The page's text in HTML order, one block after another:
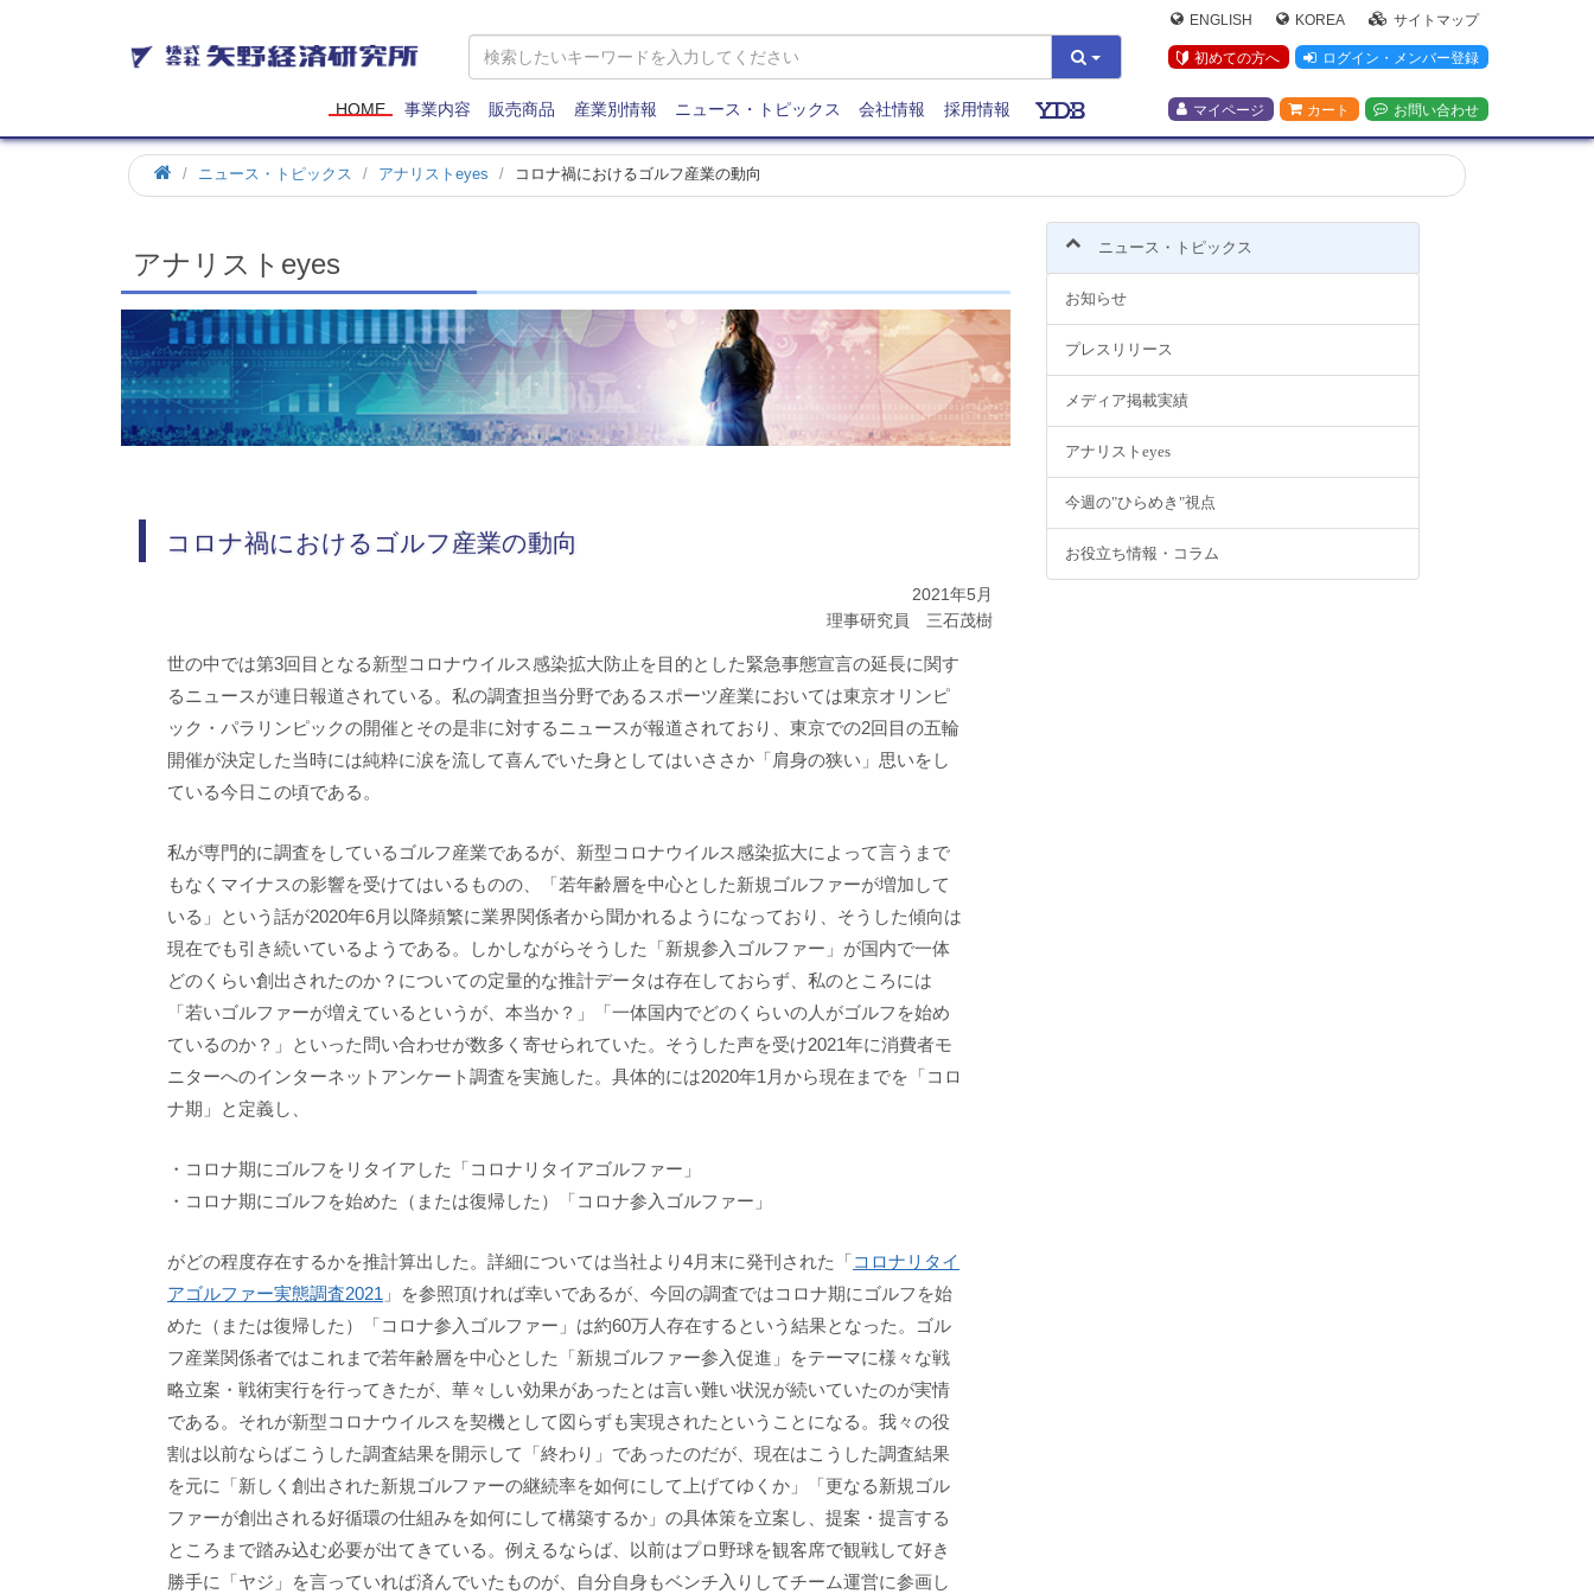
矢
野
研
究
所
ENGLISH KOREA サイトマップ
初めての方へ ログイン・メンバー登録
マイページ カート お問い合わせ
HOME 事業内容 販売商品 産業別情報 ニュース・トピックス 会社情報 採用情報
ホ
ー
ニュース・トピックス アナリストeyes コロナ禍におけるゴルフ産業の動向
アナリストeyes
コロナ禍におけるゴルフ産業の動向
2021年5月
理事研究員 三石茂樹
世の中では第3回目となる新型コロナウイルス感染拡大防止を目的とした緊急事態宣言の延長に関す
るニュースが連日報道されている。私の調査担当分野であるスポーツ産業においては東京オリンピ
ック・パラリンピックの開催とその是非に対するニュースが報道されており、東京での2回目の五輪
開催が決定した当時には純粋に涙を流して喜んでいた身としてはいささか「肩身の狭い」思いをし
ている今日この頃である。
私が専門的に調査をしているゴルフ産業であるが、新型コロナウイルス感染拡大によって言うまで
もなくマイナスの影響を受けてはいるものの、「若年齢層を中心とした新規ゴルファーが増加して
いる」という話が2020年6月以降頻繁に業界関係者から聞かれるようになっており、そうした傾向は
現在でも引き続いているようである。しかしながらそうした「新規参入ゴルファー」が国内で一体
どのくらい創出されたのか？についての定量的な推計データは存在しておらず、私のところには
「若いゴルファーが増えているというが、本当か？」「一体国内でどのくらいの人がゴルフを始め
ているのか？」といった問い合わせが数多く寄せられていた。そうした声を受け2021年に消費者モ
ニターへのインターネットアンケート調査を実施した。具体的には2020年1月から現在までを「コロ
ナ期」と定義し、
・コロナ期にゴルフをリタイアした「コロナリタイアゴルファー」
・コロナ期にゴルフを始めた（または復帰した）「コロナ参入ゴルファー」
がどの程度存在するかを推計算出した。詳細については当社より4月末に発刊された「コロナリタイ
アゴルファー実態調査2021 」を参照頂ければ幸いであるが、今回の調査ではコロナ期にゴルフを始
めた（または復帰した）「コロナ参入ゴルファー」は約60万人存在するという結果となった。ゴル
フ産業関係者ではこれまで若年齢層を中心とした「新規ゴルファー参入促進」をテーマに様々な戦
略立案・戦術実行を行ってきたが、華々しい効果があったとは言い難い状況が続いていたのが実情
である。それが新型コロナウイルスを契機として図らずも実現されたということになる。我々の役
割は以前ならばこうした調査結果を開示して「終わり」であったのだが、現在はこうした調査結果
を元に「新しく創出された新規ゴルファーの継続率を如何にして上げてゆくか」「更なる新規ゴル
ファーが創出される好循環の仕組みを如何にして構築するか」の具体策を立案し、提案・提言する
ところまで踏み込む必要が出てきている。例えるならば、以前はプロ野球を観客席で観戦して好き
勝手に「ヤジ」を言っていれば済んでいたものが、自分自身もベンチ入りしてチーム運営に参画し
ニュース・トピックス
お知らせ
プレスリリース
メディア掲載実績
アナリストeyes
今週の"ひらめき"視点
お役立ち情報・コラム